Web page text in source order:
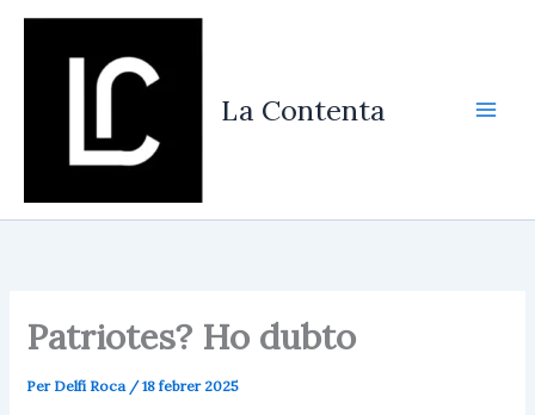
Vés
La Contenta
Patriotes? Ho dubto
Per Delfí Roca /18 febrer 2025